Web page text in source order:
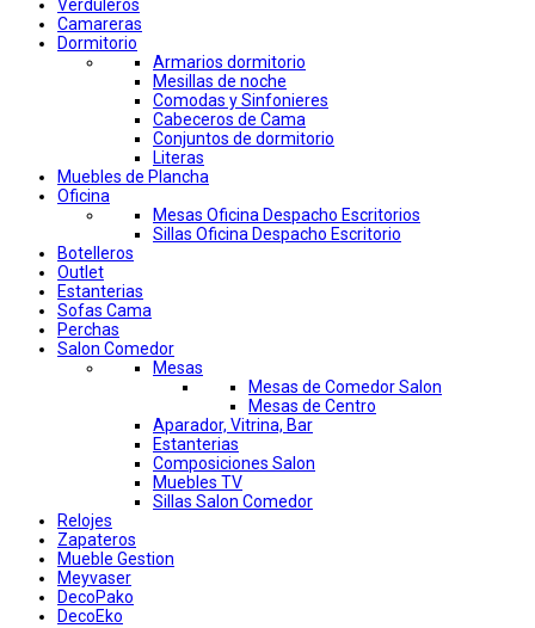
Verduleros
Camareras
Dormitorio
Armarios dormitorio
Mesillas de noche
Comodas y Sinfonieres
Cabeceros de Cama
Conjuntos de dormitorio
Literas
Muebles de Plancha
Oficina
Mesas Oficina Despacho Escritorios
Sillas Oficina Despacho Escritorio
Botelleros
Outlet
Estanterias
Sofas Cama
Perchas
Salon Comedor
Mesas
Mesas de Comedor Salon
Mesas de Centro
Aparador, Vitrina, Bar
Estanterias
Composiciones Salon
Muebles TV
Sillas Salon Comedor
Relojes
Zapateros
Mueble Gestion
Meyvaser
DecoPako
DecoEko